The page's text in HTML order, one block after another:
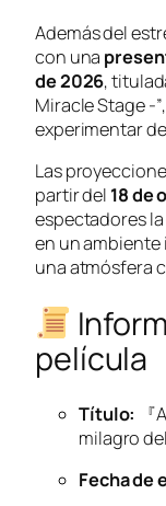
Además del
con una
de 2026,
Miracle Stage -”
experimentar
Las
partir del 18 de
espectadores
en un
una atmósfera
película
Título:
milagro
Fecha de